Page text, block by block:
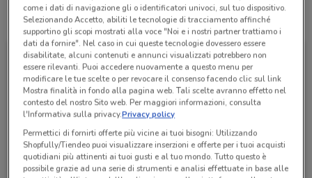
Tutte le promozioni di questo negozio
come i dati di navigazione gli o identificatori univoci, sul tuo dispositivo.
Selezionando Accetto, abiliti le tecnologie di tracciamento affinché
supportino gli scopi mostrati alla voce "Noi e i nostri partner trattiamo i
dati da fornire". Nel caso in cui queste tecnologie dovessero essere
disabilitate, alcuni contenuti e annunci visualizzati potrebbero non
essere rilevanti. Puoi accedere nuovamente a questo menu per
modificare le tue scelte o per revocare il consenso facendo clic sul link
Mostra finalità in fondo alla pagina web. Tali scelte avranno effetto nel
contesto del nostro Sito web. Per maggiori informazioni, consulta
l'Informativa sulla privacy.Privacy policy
Permettici di fornirti offerte più vicine ai tuoi bisogni: Utilizzando
Shopfully/Tiendeo puoi visualizzare inserzioni e offerte per i tuoi acquisti
quotidiani più attinenti ai tuoi gusti e al tuo mondo. Tutto questo è
possibile grazie ad una serie di strumenti e analisi effettuate in base alle